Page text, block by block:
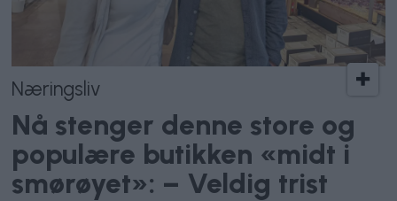
Næringsliv
Nå stenger denne store og
populære butikken «midt i
smørøyet»: – Veldig trist